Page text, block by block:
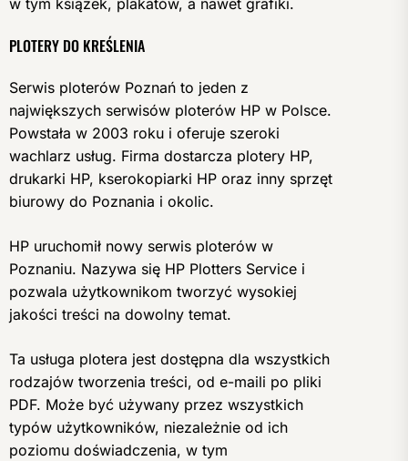
w tym książek, plakatów, a nawet grafiki.
PLOTERY DO KREŚLENIA
Serwis ploterów Poznań to jeden z
największych serwisów ploterów HP w Polsce.
Powstała w 2003 roku i oferuje szeroki
wachlarz usług. Firma dostarcza plotery HP,
drukarki HP, kserokopiarki HP oraz inny sprzęt
biurowy do Poznania i okolic.
HP uruchomił nowy serwis ploterów w
Poznaniu. Nazywa się HP Plotters Service i
pozwala użytkownikom tworzyć wysokiej
jakości treści na dowolny temat.
Ta usługa plotera jest dostępna dla wszystkich
rodzajów tworzenia treści, od e-maili po pliki
PDF. Może być używany przez wszystkich
typów użytkowników, niezależnie od ich
poziomu doświadczenia, w tym